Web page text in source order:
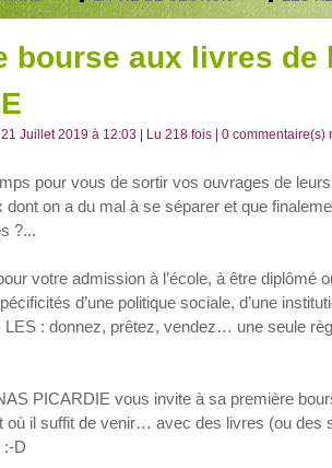
bourse aux livres de
Juillet 2019 à 12:03 | Lu 218 fois |0 commentaire(s)
pour vous de sortir vos ouvrages de
on a du mal à se séparer et que
?...
votre admission à l’école, à être diplômé
d’une politique sociale, d’une
: donnez, prêtez, vendez… une seule
PICARDIE vous invite à sa première
où il suffit de venir… avec des livres (ou
:-D